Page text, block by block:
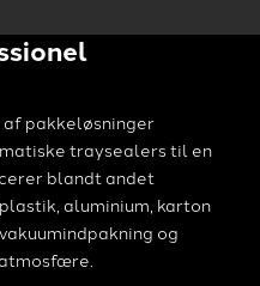
pakkeløsninger
traysealers til en
blandt andet
aluminium, karton
og